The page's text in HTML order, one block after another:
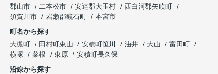
郡山市
二本松市 安達郡大玉村
西白河郡矢吹町
須賀川市
岩瀬郡鏡石町
本宮市
町名から探す
大槻町
田村町東山 安積町笹川 油井 大山
富田町
横塚
菜根 東原
安積町長久保
沿線から探す